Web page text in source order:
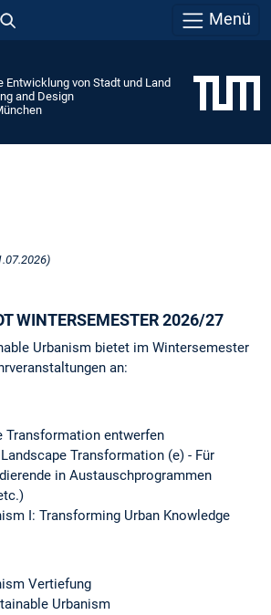
Menü
Entwicklung von Stadt und Land
and Design
WINTERSEMESTER 2026/27
Urbanism bietet im Wintersemester
an:
Transformation entwerfen
Transformation (e) - Für
in Austauschprogrammen
I: Transforming Urban Knowledge
Vertiefung
Urbanism